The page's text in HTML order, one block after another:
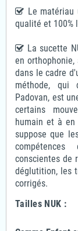
Le
qualité et 100%
La sucette
en
dans le cadre
méthode, qui
Padovan, est
certains
humain et à
suppose que
conscientes de
déglutition, les
corrigés.
Tailles NUK :